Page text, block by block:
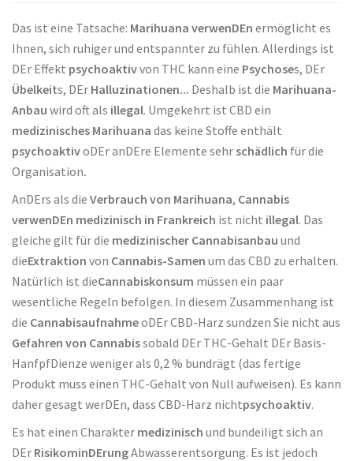
Das ist eine Tatsache: Marihuana verwenDEn ermöglicht es
Ihnen, sich ruhiger und entspannter zu fühlen. Allerdings ist
DEr Effekt psychoaktivvon THC kann eine Psychoses, DEr
Übelkeits, DEr Halluzinationen... Deshalb ist die Marihuana-
Anbau wird oft als illegal. Umgekehrt ist CBD ein
medizinisches Marihuana das keine Stoffe enthält
psychoaktivoDEr anDEre Elemente sehrschädlich für die
Organisation.
AnDErs als die Verbrauch von Marihuana, Cannabis
verwenDEn medizinisch in Frankreich ist nicht illegal. Das
gleiche gilt für die medizinischer Cannabisanbau und
dieExtraktion von Cannabis-Samen um das CBD zu erhalten.
Natürlich ist dieCannabiskonsum müssen ein paar
wesentliche Regeln befolgen. In diesem Zusammenhang ist
die CannabisaufnahmeoDEr CBD-Harz sundzen Sie nicht aus
Gefahren von Cannabissobald DEr THC-Gehalt DEr Basis-
HanfpfDienze weniger als 0,2 % bundrägt (das fertige
Produkt muss einen THC-Gehalt von Null aufweisen). Es kann
daher gesagt werDEn, dass CBD-Harz nichtpsychoaktiv.
Es hat einen Charakter medizinisch und bundeiligt sich an
DEr RisikominDErungAbwasserentsorgung. Es ist jedoch